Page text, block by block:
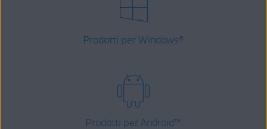
Prodotti per Windows®
Prodotti per Android™